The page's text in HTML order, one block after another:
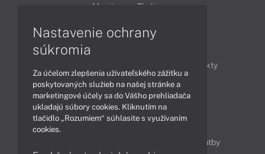
Monitory
Tlačiarne
Produkty
Technológie
Videá
Obsah
Možnosti doručenia a platby
Nastavenie ochrany
súkromia
Za účelom zlepšenia užívateľského zážitku a
poskytovaných služieb na našej stránke a
marketingové účely sa do Vášho prehliadača
ukladajú súbory cookies. Kliknutím na
tlačidlo „Rozumiem“ súhlasíte s využívaním
cookies.